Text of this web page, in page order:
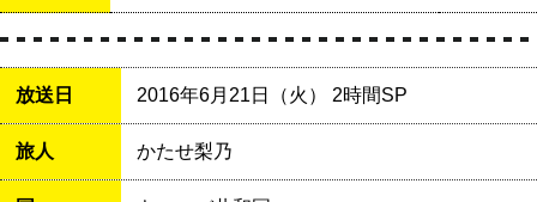
放送日 2016年6月21日（火） 2時間SP
旅人 かたせ梨乃